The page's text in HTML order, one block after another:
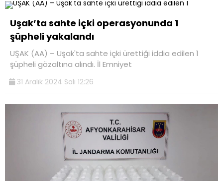
Uşak’ta sahte içki operasyonunda 1
şüpheli yakalandı
UŞAK (AA) – Uşak'ta sahte içki ürettiği iddia edilen 1
şüpheli gözaltına alındı. İl Emniyet
31 Aralık 2024 Salı 12:26